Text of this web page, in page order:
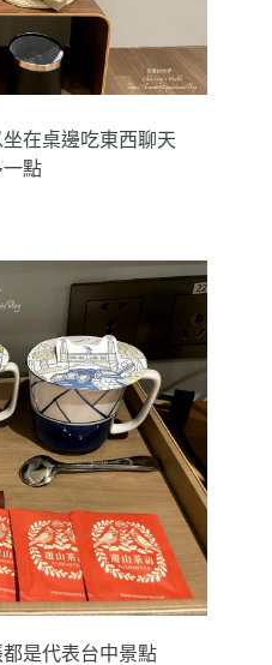
在桌邊吃東西聊天
點
是代表台中景點